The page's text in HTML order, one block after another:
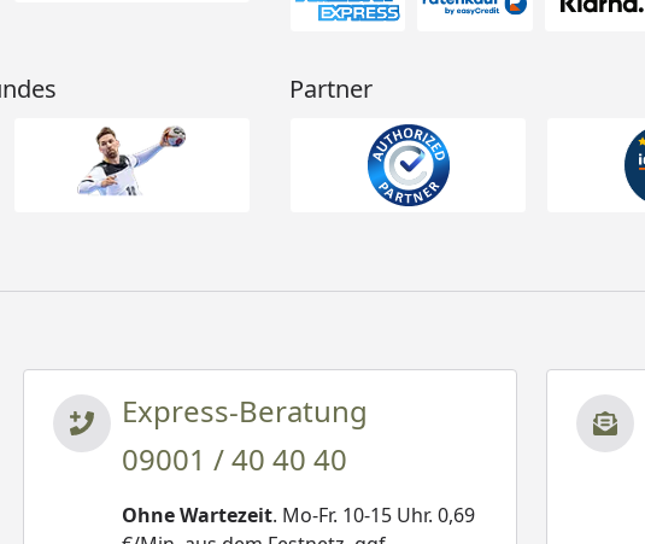
Partner
Express-Beratung
09001 / 40 40 40
Ohne Wartezeit. Mo-Fr. 10-15 Uhr. 0,69